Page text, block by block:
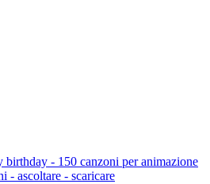
- 150 canzoni per animazione
- ascoltare - scaricare